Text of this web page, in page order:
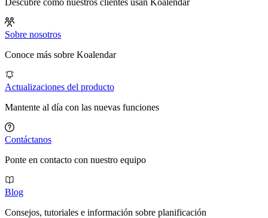
Descubre cómo nuestros clientes usan Koalendar
Sobre nosotros
Conoce más sobre Koalendar
Actualizaciones del producto
Mantente al día con las nuevas funciones
Contáctanos
Ponte en contacto con nuestro equipo
Blog
Consejos, tutoriales e información sobre planificación